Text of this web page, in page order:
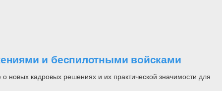
и беспилотными войсками
новых кадровых решениях и их практической значимости для